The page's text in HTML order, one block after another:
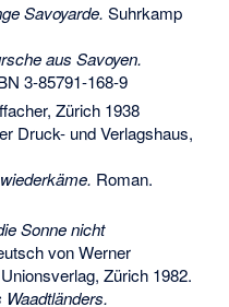
Savoyarde. Suhrkamp
aus Savoyen.
3-85791-168-9
Zürich 1938
Druck- und Verlagshaus,
Roman.
Sonne nicht
von Werner
Zürich 1982.